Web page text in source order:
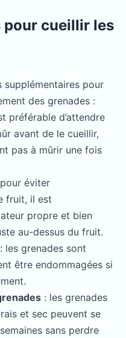
pour cueillir les
supplémentaires pour
des grenades :
préférable d’attendre
avant de le cueillir,
pas à mûrir une fois
éviter
fruit, il est
propre et bien
au-dessus du fruit.
: les grenades sont
être endommagées si
: les grenades
et sec peuvent se
sans perdre